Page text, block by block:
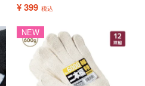
¥399 税込
NEW